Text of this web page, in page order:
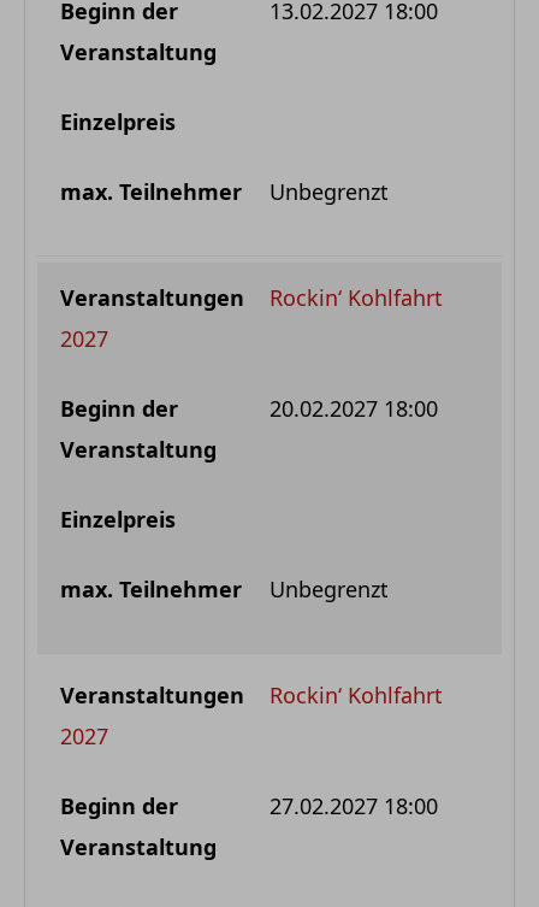
13.02.2027 18:00
Unbegrenzt
Rockin‘ Kohlfahrt
2027
20.02.2027 18:00
Unbegrenzt
Rockin‘ Kohlfahrt
2027
27.02.2027 18:00